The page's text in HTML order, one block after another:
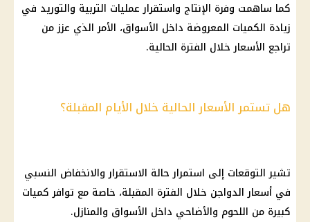
كما ساهمت وفرة الإنتاج واستقرار عمليات التربية والتوريد في
زيادة الكميات المعروضة داخل الأسواق، الأمر الذي عزز من
تراجع الأسعار خلال الفترة الحالية.
هل تستمر الأسعار الحالية خلال الأيام المقبلة؟
تشير التوقعات إلى استمرار حالة الاستقرار والانخفاض النسبي
في أسعار الدواجن خلال الفترة المقبلة، خاصة مع توافر كميات
كبيرة من اللحوم والأضاحي داخل الأسواق والمنازل.